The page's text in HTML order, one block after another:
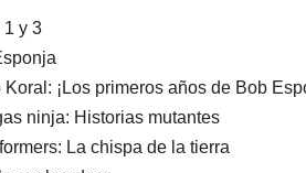
1 y 3
Koral: ¡Los primeros años de Bob
ninja: Historias mutantes
La chispa de la tierra